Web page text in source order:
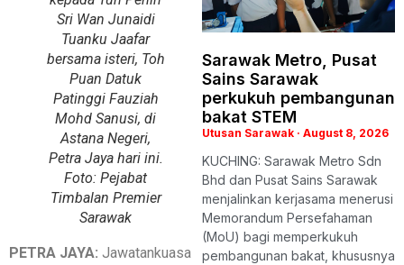
Sri Wan Junaidi
Tuanku Jaafar
bersama isteri, Toh
Puan Datuk
Patinggi Fauziah
Mohd Sanusi, di
Astana Negeri,
Petra Jaya hari ini.
Foto: Pejabat
Timbalan Premier
Sarawak
PETRA JAYA: Jawatankuasa
Sarawak Metro, Pusat
Sains Sarawak
perkukuh pembangunan
bakat STEM
Utusan Sarawak August 8, 2026
KUCHING: Sarawak Metro Sdn
Bhd dan Pusat Sains Sarawak
menjalinkan kerjasama menerusi
Memorandum Persefahaman
(MoU) bagi memperkukuh
pembangunan bakat, khususnya